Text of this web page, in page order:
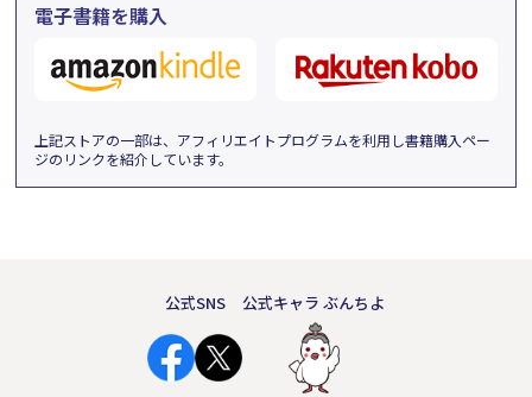
電子書籍を購入
上記ストアの一部は、アフィリエイトプログラムを利用し書籍購入ペー
ジのリンクを紹介しています。
公式SNS 公式キャラ ぶんちよ